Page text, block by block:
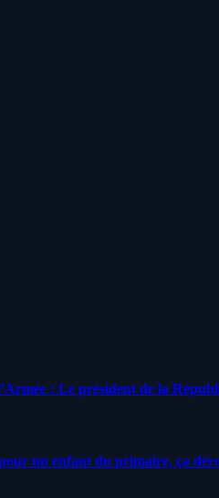
: Le président de la
un enfant du primaire, ça